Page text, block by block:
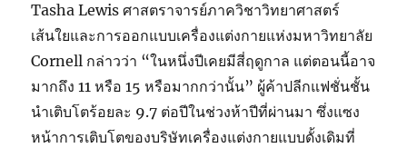
Tasha Lewisศาสตราจารย์ภาควิชาวิทยาศาสตร์
เส้นใยและการออกแบบเครื่องแต่งกายแห่งมหาวิทยาลัย
Cornell กล่าวว่า “ในหนึ่งปีเคยมีสี่ฤดูกาล แต่ตอนนี้อาจ
มากถึง 11 หรือ 15 หรือมากกว่านั้น” ผู้ค้าปลีกแฟชั่นชั้น
นำเติบโตร้อยละ 9.7 ต่อปีในช่วงห้าปีที่ผ่านมา ซึ่งแซง
หน้าการเติบโตของบริษัทเครื่องแต่งกายแบบดั้งเดิมที่